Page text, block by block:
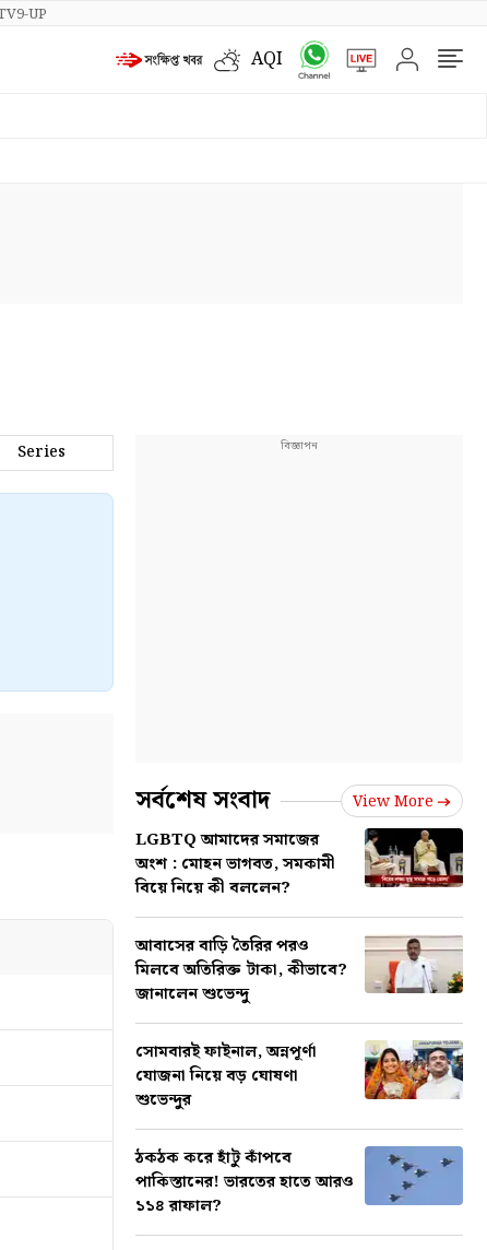
UP
AQI
Series
সর্বশেষ সংবাদ View More
LGBTQ আমাদের সমাজের
অংশ : মোহন ভাগবত, সমকামী
বিয়ে নিয়ে কী বললেন?
আবাসের বাড়ি তৈরির পরও
মিলবে অতিরিক্ত টাকা, কীভাবে?
জানালেন শুভেন্দু
সোমবারই ফাইনাল, অন্নপূর্ণা
যোজনা নিয়ে বড় ঘোষণা
শুভেন্দুর
ঠকঠক করে হাঁটু কাঁপবে
পাকিস্তানের! ভারতের হাতে আরও
১১৪ রাফাল?